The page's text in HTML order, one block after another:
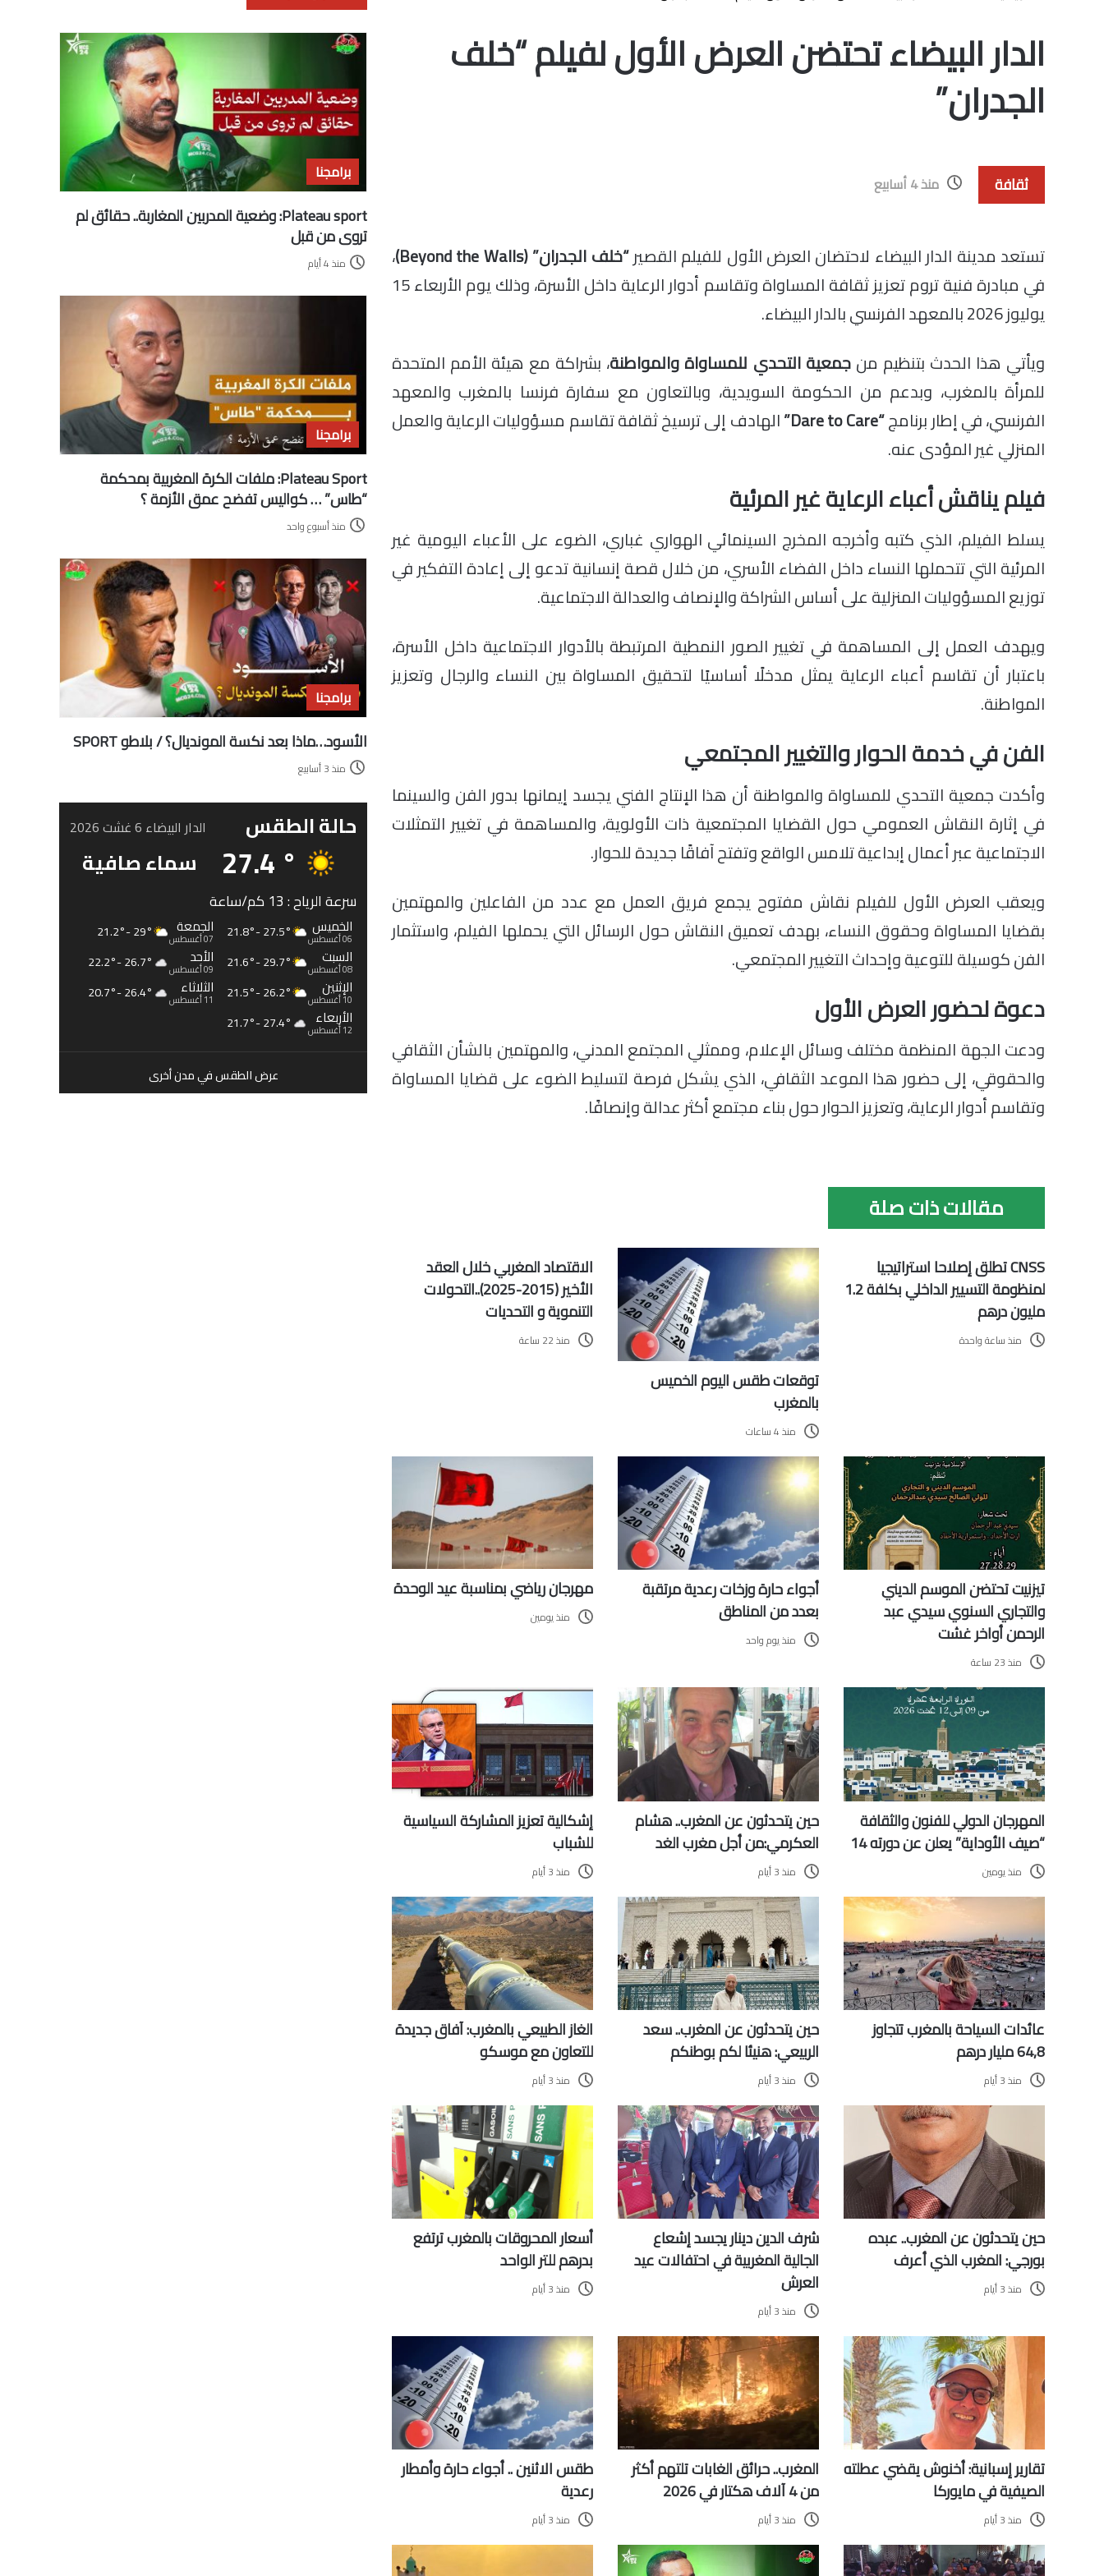
الدار البيضاء تحتضن العرض الأول لفيلم “خلف
الجدران”
ثقافة منذ 4 أسابيع
تستعد مدينة الدار البيضاء لاحتضان العرض الأول للفيلم القصير“خلف الجدران” (Beyond the Walls)
،
في مبادرة فنية تروم تعزيز ثقافة المساواة وتقاسم أدوار الرعاية داخل الأسرة، وذلك يوم الأربعاء 15
يوليوز 2026 بالمعهد الفرنسي بالدار البيضاء.
ويأتي هذا الحدث بتنظيم منجمعية التحدي للمساواة والمواطنة، بشراكة مع هيئة الأمم المتحدة
للمرأة بالمغرب، وبدعم من الحكومة السويدية، وبالتعاون مع سفارة فرنسا بالمغرب والمعهد
الفرنسي، في إطار برنامج“Dare to Care”
الهادف إلى ترسيخ ثقافة تقاسم مسؤوليات الرعاية والعمل
المنزلي غير المؤدى عنه.
فيلم يناقش أعباء الرعاية غير المرئية
يسلط الفيلم، الذي كتبه وأخرجه المخرج السينمائي الهواري غباري، الضوء على الأعباء اليومية غير
المرئية التي تتحملها النساء داخل الفضاء الأسري، من خلال قصة إنسانية تدعو إلى إعادة التفكير في
توزيع المسؤوليات المنزلية على أساس الشراكة والإنصاف والعدالة الاجتماعية.
ويهدف العمل إلى المساهمة في تغيير الصور النمطية المرتبطة بالأدوار الاجتماعية داخل الأسرة،
باعتبار أن تقاسم أعباء الرعاية يمثل مدخلًا أساسيًا لتحقيق المساواة بين النساء والرجال وتعزيز
المواطنة.
الفن في خدمة الحوار والتغيير المجتمعي
وأكدت جمعية التحدي للمساواة والمواطنة أن هذا الإنتاج الفني يجسد إيمانها بدور الفن والسينما
في إثارة النقاش العمومي حول القضايا المجتمعية ذات الأولوية، والمساهمة في تغيير التمثلات
الاجتماعية عبر أعمال إبداعية تلامس الواقع وتفتح آفاقًا جديدة للحوار.
ويعقب العرض الأول للفيلم نقاش مفتوح يجمع فريق العمل مع عدد من الفاعلين والمهتمين
بقضايا المساواة وحقوق النساء، بهدف تعميق النقاش حول الرسائل التي يحملها الفيلم، واستثمار
الفن كوسيلة للتوعية وإحداث التغيير المجتمعي.
دعوة لحضور العرض الأول
ودعت الجهة المنظمة مختلف وسائل الإعلام، وممثلي المجتمع المدني، والمهتمين بالشأن الثقافي
والحقوقي، إلى حضور هذا الموعد الثقافي، الذي يشكل فرصة لتسليط الضوء على قضايا المساواة
وتقاسم أدوار الرعاية، وتعزيز الحوار حول بناء مجتمع أكثر عدالة وإنصافًا.
مقالات ذات صلة
CNSS تطلق إصلاحا استراتيجيا
لمنظومة التسيير الداخلي بكلفة 1.2
مليون درهم
منذ ساعة واحدة
توقعات طقس اليوم الخميس
بالمغرب
منذ 4 ساعات
الاقتصاد المغربي خلال العقد
الأخير (2015-2025)..التحولات
التنموية و التحديات
منذ 22 ساعة
تيزنيت تحتضن الموسم الديني
والتجاري السنوي سيدي عبد
الرحمن أواخر غشت
منذ 23 ساعة
أجواء حارة وزخات رعدية مرتقبة
بعدد من المناطق
منذ يوم واحد
مهرجان رياضي بمناسبة عيد الوحدة
منذ يومين
المهرجان الدولي للفنون والثقافة
“صيف الأوداية” يعلن عن دورته 14
منذ يومين
حين يتحدثون عن المغرب.. هشام
العكرمي:من أجل مغرب الغد
منذ 3 أيام
إشكالية تعزيز المشاركة السياسية
للشباب
منذ 3 أيام
عائدات السياحة بالمغرب تتجاوز
64,8 مليار درهم
منذ 3 أيام
حين يتحدثون عن المغرب.. سعد
الربيعي: هنيئا لكم بوطنكم
منذ 3 أيام
الغاز الطبيعي بالمغرب: آفاق جديدة
للتعاون مع موسكو
منذ 3 أيام
حين يتحدثون عن المغرب.. عبده
بورجي: المغرب الذي أعرف
منذ 3 أيام
شرف الدين دينار يجسد إشعاع
الجالية المغربية في احتفالات عيد
العرش
منذ 3 أيام
أسعار المحروقات بالمغرب ترتفع
بدرهم للتر الواحد
منذ 3 أيام
تقارير إسبانية: أخنوش يقضي عطلته
الصيفية في مايوركا
منذ 3 أيام
المغرب.. حرائق الغابات تلتهم أكثر
من 4 آلاف هكتار في 2026
منذ 3 أيام
طقس الاثنين .. أجواء حارة وأمطار
رعدية
منذ 3 أيام
برامجنا
Plateau sport: وضعية المدربين المغاربة.. حقائق لم
تروى من قبل
منذ 4 أيام
برامجنا
Plateau Sport: ملفات الكرة المغربية بمحكمة
“طاس” … كواليس تفضح عمق الأزمة ؟
منذ أسبوع واحد
برامجنا
الأسود…ماذا بعد نكسة المونديال؟ / بلاطو SPORT
منذ 3 أسابيع